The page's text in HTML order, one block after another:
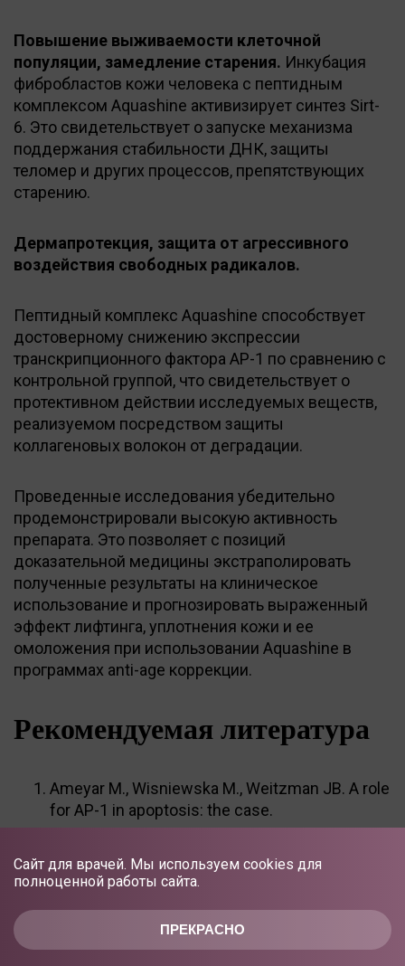
ПРЕКРАСНО
Сайт для врачей. Мы используем cookies для
полноценной работы сайта.
Повышение выживаемости клеточной
популяции, замедление старения. Инкубация
фибробластов кожи человека с пептидным
комплексом Aquashine активизирует синтез Sirt-
6. Это свидетельствует о запуске механизма
поддержания стабильности ДНК, защиты
теломер и других процессов, препятствующих
старению.
Дермапротекция, защита от агрессивного
воздействия свободных радикалов.
Пептидный комплекс Aquashine способствует
достоверному снижению экспрессии
транскрипционного фактора АР-1 по сравнению с
контрольной группой, что свидетельствует о
протективном действии исследуемых веществ,
реализуемом посредством защиты
коллагеновых волокон от деградации.
Проведенные исследования убедительно
продемонстрировали высoкую активность
препарата. Это позволяет с позиций
доказательной медицины экстраполировать
полученные результаты на клиническое
использование и прогнозировать выраженный
эффект лифтинга, уплотнения кожи и ее
омоложения при использовании Aquashine в
программах anti-age коррекции.
Рекомендуемая литература
Ameyar M., Wisniewska M., Weitzman JB. A role
for AP-1 in apoptosis: the case.
LF.,Kwon H., Yi S., Mucke L., Gan L. Sirt-1
protectsagainst microglia-dependent amyloid-
beta toxicity through inhibiting NF-kappaB.
Hess J., Angel P., Schorpp-Kistner M. AP-